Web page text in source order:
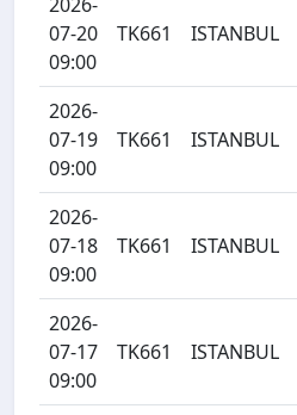
07-20
09:00
TK661 ISTANBUL
2026-
07-19
09:00
TK661 ISTANBUL
2026-
07-18
09:00
TK661 ISTANBUL
2026-
07-17
09:00
TK661 ISTANBUL